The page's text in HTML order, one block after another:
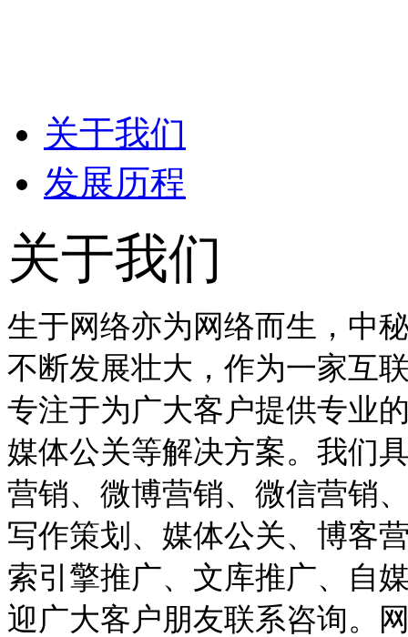
关于我们
发展历程
关于我们
生于网络亦为网络而生，中
不断发展壮大，作为一家互
专注于为广大客户提供专业
媒体公关等解决方案。我们
营销、微博营销、微信营销
写作策划、媒体公关、博客
索引擎推广、文库推广、自
迎广大客户朋友联系咨询。